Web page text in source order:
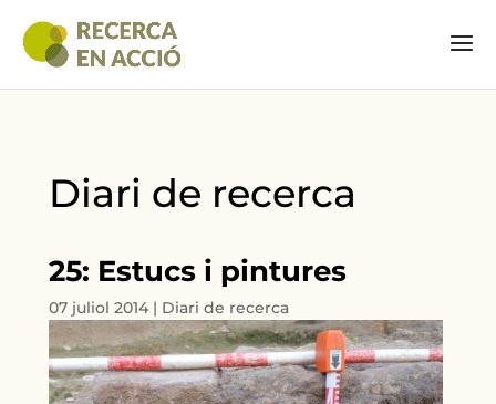
Diari de recerca
25: Estucs i pintures
07 juliol 2014 | Diari de recerca